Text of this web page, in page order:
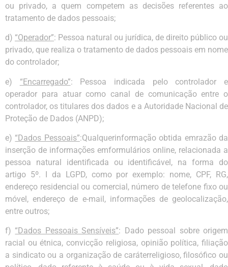
ou privado, a quem competem as decisões referentes ao
tratamento de dados pessoais;
d) “Operador”: Pessoa natural ou jurídica, de direito público ou
privado, que realiza o tratamento de dados pessoais em nome
do controlador;
e) “Encarregado”: Pessoa indicada pelo controlador e
operador para atuar como canal de comunicação entre o
controlador, os titulares dos dados e a Autoridade Nacional de
Proteção de Dados (ANPD);
e) “Dados Pessoais”:Qualquerinformação obtida emrazão da
inserção de informações emformulários online, relacionada a
pessoa natural identificada ou identificável, na forma do
artigo 5º. I da LGPD, como por exemplo: nome, CPF, RG,
endereço residencial ou comercial, número de telefone fixo ou
móvel, endereço de e-mail, informações de geolocalização,
entre outros;
f) “Dados Pessoais Sensíveis”: Dado pessoal sobre origem
racial ou étnica, convicção religiosa, opinião política, filiação
a sindicato ou a organização de caráterreligioso, filosófico ou